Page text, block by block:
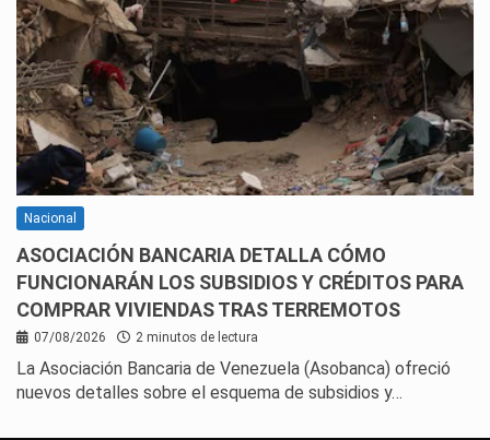
Nacional
ASOCIACIÓN BANCARIA DETALLA CÓMO
FUNCIONARÁN LOS SUBSIDIOS Y CRÉDITOS PARA
COMPRAR VIVIENDAS TRAS TERREMOTOS
07/08/2026 2 minutos de lectura
La Asociación Bancaria de Venezuela (Asobanca) ofreció
nuevos detalles sobre el esquema de subsidios y…